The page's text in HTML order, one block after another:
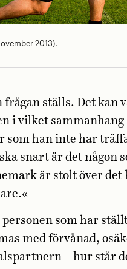
2013).
ställs. Det kan
i vilket
som han inte har
snart är det någon
är stolt över det
som har
med förvånad,
– hur står